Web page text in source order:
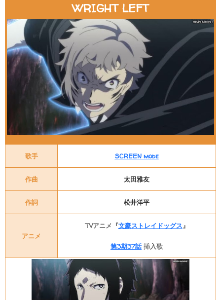
WRIGHT LEFT
歌手 SCREEN mode
作曲 太田雅友
作詞 松井洋平
アニメ
TVアニメ『文豪ストレイドッグス』
第3期37話 挿入歌